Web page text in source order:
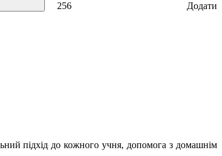
256
Додати
підхід до кожного учня, допомога з домашнім